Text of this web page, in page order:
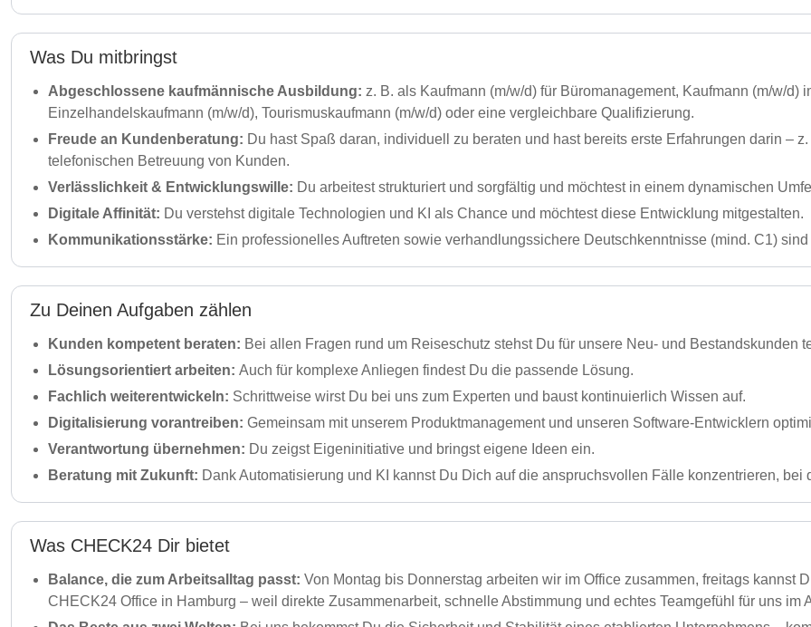
Was Du mitbringst
Abgeschlossene kaufmännische Ausbildung: z. B. als Kaufmann (m/w/d) für Büromanagement, Kaufmann (m/w/d)
Einzelhandelskaufmann (m/w/d), Tourismuskaufmann (m/w/d) oder eine vergleichbare Qualifizierung.
Freude an Kundenberatung: Du hast Spaß daran, individuell zu beraten und hast bereits erste Erfahrungen darin –
telefonischen Betreuung von Kunden.
Verlässlichkeit & Entwicklungswille: Du arbeitest strukturiert und sorgfältig und möchtest in einem dynamischen
Digitale Affinität: Du verstehst digitale Technologien und KI als Chance und möchtest diese Entwicklung mitgestalten.
Kommunikationsstärke: Ein professionelles Auftreten sowie verhandlungssichere Deutschkenntnisse (mind. C1)
Zu Deinen Aufgaben zählen
Kunden kompetent beraten: Bei allen Fragen rund um Reiseschutz stehst Du für unsere Neu- und Bestandskunden
Lösungsorientiert arbeiten: Auch für komplexe Anliegen findest Du die passende Lösung.
Fachlich weiterentwickeln: Schrittweise wirst Du bei uns zum Experten und baust kontinuierlich Wissen auf.
Digitalisierung vorantreiben: Gemeinsam mit unserem Produktmanagement und unseren Software-Entwicklern
Verantwortung übernehmen: Du zeigst Eigeninitiative und bringst eigene Ideen ein.
Beratung mit Zukunft: Dank Automatisierung und KI kannst Du Dich auf die anspruchsvollen Fälle konzentrieren, bei
Was CHECK24 Dir bietet
Balance, die zum Arbeitsalltag passt: Von Montag bis Donnerstag arbeiten wir im Office zusammen, freitags kannst
CHECK24 Office in Hamburg – weil direkte Zusammenarbeit, schnelle Abstimmung und echtes Teamgefühl für uns im